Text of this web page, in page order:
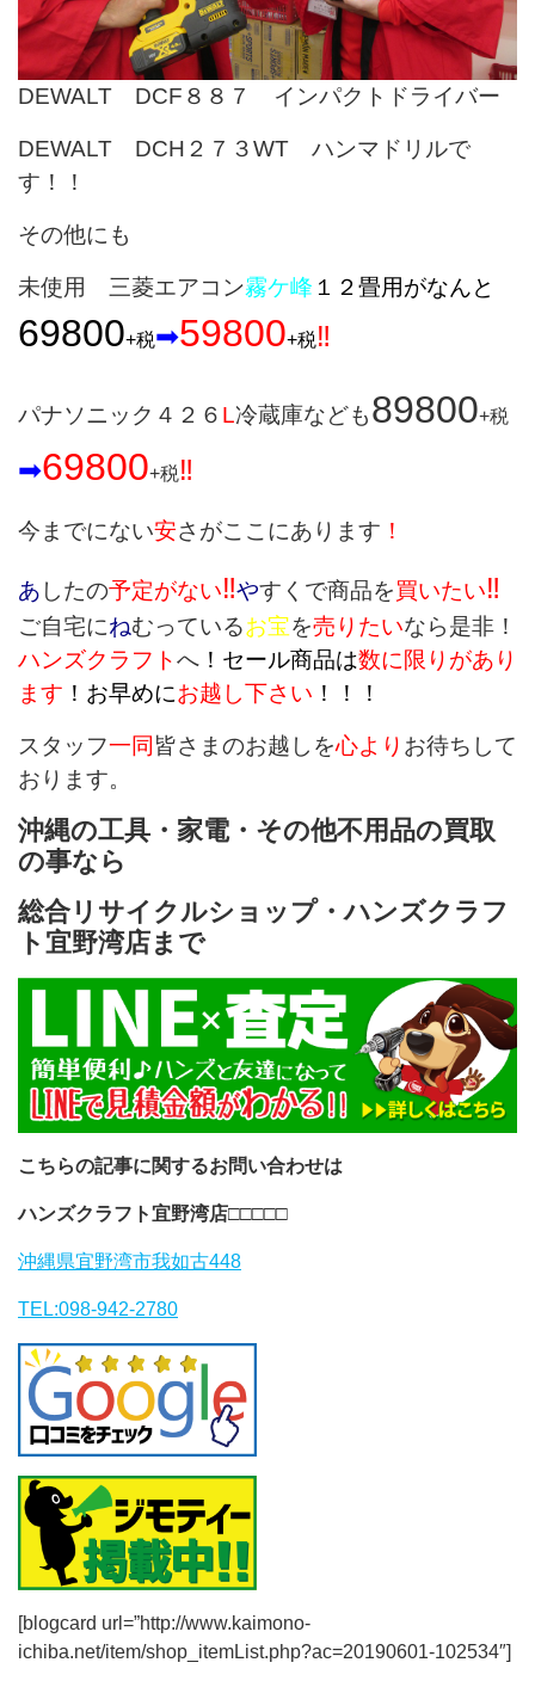
DEWALT DCF８８７ インパクトドライバー
DEWALT DCH２７３WT ハンマドリルで
す！！
その他にも
未使用 三菱エアコン霧ケ峰 １２畳用がなんと
69800+税➡59800+税‼
パナソニック４２６ L冷蔵庫なども89800+税
➡69800+税‼
今までにない安さがここにあります ！
あ したの予定がない‼やすくで商品を買いたい‼
ご自宅にねむっているお宝を売りたいなら是非！
ハンズクラフトへ ！セール商品は数に限りがあり
ます ！お早めにお越し下さい ！！！
スタッフ一同皆さまのお越しを心より お待ちして
おります。
沖縄の工具・家電・その他不用品の買取
の事なら
総合リサイクルショップ・ハンズクラフ
ト宜野湾店まで
こちらの記事に関するお問い合わせは
ハンズクラフト宜野湾店□□□□□
沖縄県宜野湾市我如古448
TEL:098-942-2780
[blogcard url=”http://www.kaimono-
ichiba.net/item/shop_itemList.php?ac=20190601-102534″]